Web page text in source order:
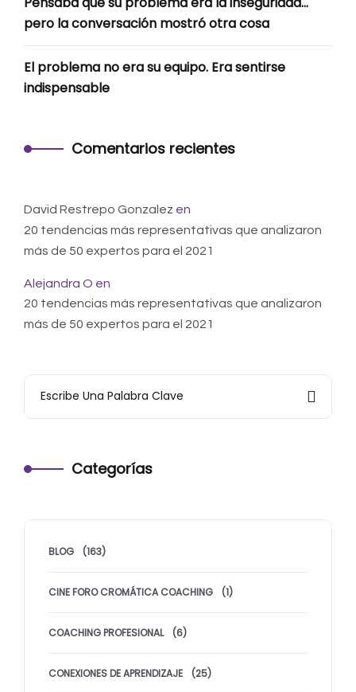
pero la conversación mostró otra cosa
El problema no era su equipo. Era sentirse
indispensable
Comentarios recientes
David Restrepo Gonzalez en
20 tendencias más representativas que analizaron
más de 50 expertos para el 2021
Alejandra O en
20 tendencias más representativas que analizaron
más de 50 expertos para el 2021
Categorías
BLOG (163)
CINE FORO CROMÁTICA COACHING (1)
COACHING PROFESIONAL (6)
CONEXIONES DE APRENDIZAJE (25)